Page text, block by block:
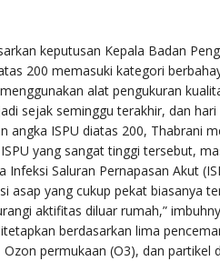
keputusan Kepala Badan
200 memasuki kategori
alat pengukuran
sejak seminggu terakhir, dan
angka ISPU diatas 200, Thabrani
yang sangat tinggi tersebut,
Infeksi Saluran Pernapasan Akut
asap yang cukup pekat biasanya
aktifitas diluar rumah,”
berdasarkan lima
Ozon permukaan (O3), dan partikel